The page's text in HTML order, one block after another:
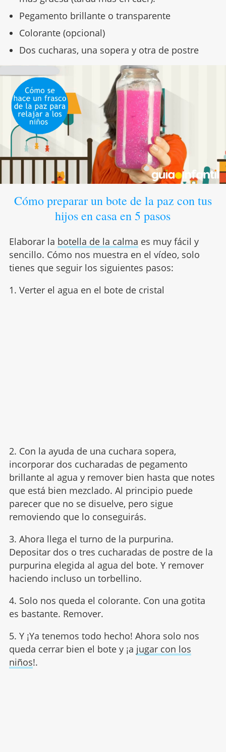
Pegamento brillante o transparente
Colorante (opcional)
Dos cucharas, una sopera y otra de postre
Cómo preparar un bote de la paz con tus
hijos en casa en 5 pasos
Elaborar la botella de la calma es muy fácil y
sencillo. Cómo nos muestra en el vídeo, solo
tienes que seguir los siguientes pasos:
1. Verter el agua en el bote de cristal
2. Con la ayuda de una cuchara sopera,
incorporar dos cucharadas de pegamento
brillante al agua y remover bien hasta que notes
que está bien mezclado. Al principio puede
parecer que no se disuelve, pero sigue
removiendo que lo conseguirás.
3. Ahora llega el turno de la purpurina.
Depositar dos o tres cucharadas de postre de la
purpurina elegida al agua del bote. Y remover
haciendo incluso un torbellino.
4. Solo nos queda el colorante. Con una gotita
es bastante. Remover.
5. Y ¡Ya tenemos todo hecho! Ahora solo nos
queda cerrar bien el bote y ¡a jugar con los
niños!.